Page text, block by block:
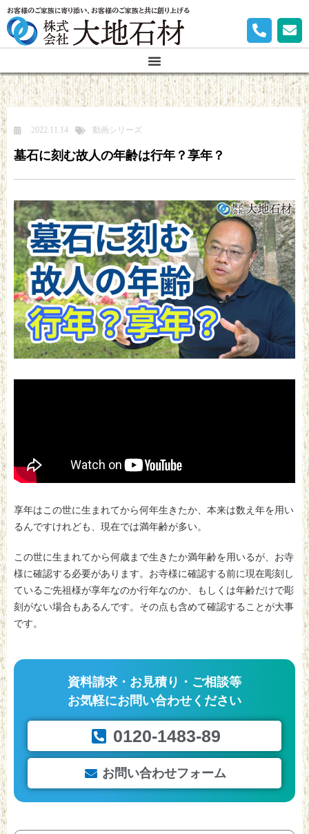
お客様のご家族に寄り添い、お客様のご家族と共に創り上げる
2022.11.14 動画シリーズ
墓石に刻む故人の年齢は行年？享年？
享年はこの世に生まれてから何年生きたか、本来は数え年を用い
るんですけれども、現在では満年齢が多い。
この世に生まれてから何歳まで生きたか満年齢を用いるが、お寺
様に確認する必要があります。お寺様に確認する前に現在彫刻し
ているご先祖様が享年なのか行年なのか、もしくは年齢だけで彫
刻がない場合もあるんです。その点も含めて確認することが大事
です。
資料請求・お見積り・ご相談等
お気軽にお問い合わせください
0120-1483-89
お問い合わせフォーム